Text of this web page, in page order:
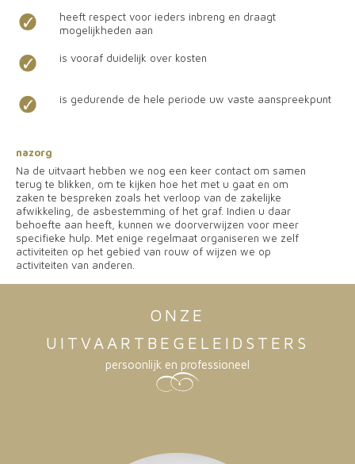
heeft respect voor ieders inbreng en draagt
mogelijkheden aan
is vooraf duidelijk over kosten
is gedurende de hele periode uw vaste aanspreekpunt
nazorg
Na de uitvaart hebben we nog een keer contact om samen
terug te blikken, om te kijken hoe het met u gaat en om
zaken te bespreken zoals het verloop van de zakelijke
afwikkeling, de asbestemming of het graf. Indien u daar
behoefte aan heeft, kunnen we doorverwijzen voor meer
specifieke hulp. Met enige regelmaat organiseren we zelf
activiteiten op het gebied van rouw of wijzen we op
activiteiten van anderen.
ONZE
UITVAARTBEGELEIDSTERS
persoonlijk en professioneel